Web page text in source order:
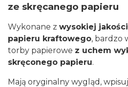
ze skręcanego papieru
Wykonane z wysokiej
papieru kraftowego, bardzo
torby papierowe z uchem
skręconego papieru.
Mają oryginalny wygląd,